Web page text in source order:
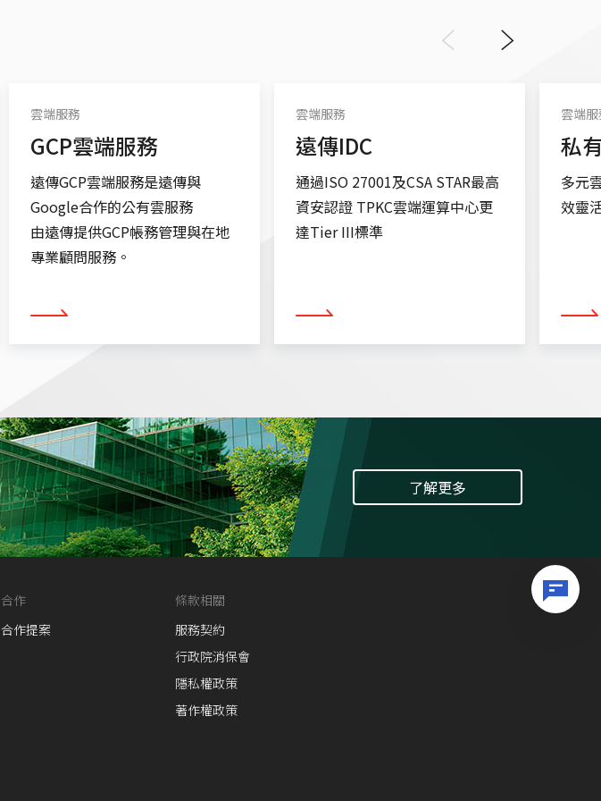
Previous
雲端服務
GCP雲端服務
遠傳GCP雲端服務是遠傳與
Google合作的公有雲服務
由遠傳提供GCP帳務管理與在地
專業顧問服務。
看更多
雲端服務
遠傳IDC
通過ISO 27001及CSA STAR最高
資安認證 TPKC雲端運算中心更
達Tier III標準
看更多
雲端
私
多元
效靈
看更
Next
了解更多
合作
合作提案
條款相關
服務契約
行政院消保會
隱私權政策
著作權政策